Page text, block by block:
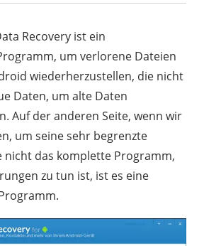
Recovery ist ein
um verlorene Dateien
wiederherzustellen, die nicht
Daten, um alte Daten
Auf der anderen Seite, wenn wir
um seine sehr begrenzte
nicht das komplette Programm,
zu tun ist, ist es eine